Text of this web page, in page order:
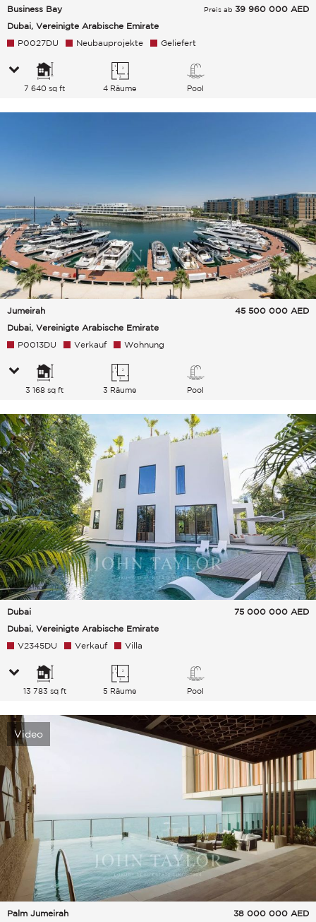
Business Bay
Dubai, Vereinigte Arabische Emirate
Preis ab 39 960 000 AED
P0027DU Neubauprojekte Geliefert
7 640 sq ft 4 Räume Pool
Jumeirah
Dubai, Vereinigte Arabische Emirate
45 500 000 AED
P0013DU Verkauf Wohnung
3 168 sq ft 3 Räume Pool
Dubai
Dubai, Vereinigte Arabische Emirate
75 000 000 AED
V2345DU Verkauf Villa
13 783 sq ft 5 Räume Pool
Video
Palm Jumeirah
38 000 000 AED